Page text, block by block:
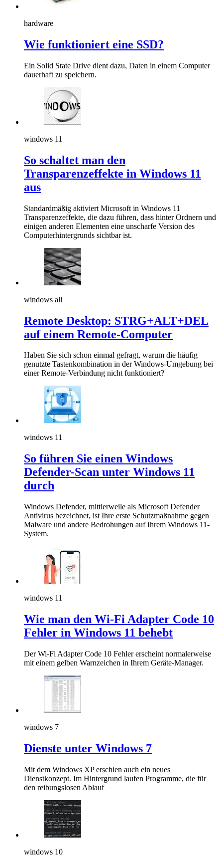
hardware
Wie funktioniert eine SSD?
Ein Solid State Drive dient dazu, Daten in einem Computer
dauerhaft zu speichern.
windows 11
So schaltet man den
Transparenzeffekte in Windows 11
aus
Standardmäßig aktiviert Microsoft in Windows 11
Transparenzeffekte, die dazu führen, dass hinter Ordnern und
einigen anderen Elementen eine unscharfe Version des
Computerhintergrunds sichtbar ist.
windows all
Remote Desktop: STRG+ALT+DEL
auf einem Remote-Computer
Haben Sie sich schon einmal gefragt, warum die häufig
genutzte Tastenkombination in der Windows-Umgebung bei
einer Remote-Verbindung nicht funktioniert?
windows 11
So führen Sie einen Windows
Defender-Scan unter Windows 11
durch
Windows Defender, mittlerweile als Microsoft Defender
Antivirus bezeichnet, ist Ihre erste Schutzmaßnahme gegen
Malware und andere Bedrohungen auf Ihrem Windows 11-
System.
windows 11
Wie man den Wi-Fi Adapter Code 10
Fehler in Windows 11 behebt
Der Wi-Fi Adapter Code 10 Fehler erscheint normalerweise
mit einem gelben Warnzeichen in Ihrem Geräte-Manager.
windows 7
Dienste unter Windows 7
Mit dem Windows XP erschien auch ein neues
Dienstkonzept. Im Hintergrund laufen Programme, die für
den reibungslosen Ablauf
windows 10